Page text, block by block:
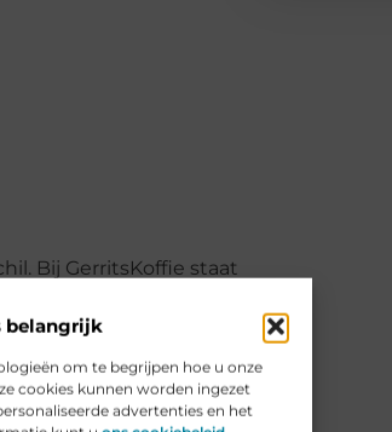
belangrijk
om te begrijpen hoe u onze
cookies kunnen worden ingezet
advertenties en het
Bij GerritsKoffie staat